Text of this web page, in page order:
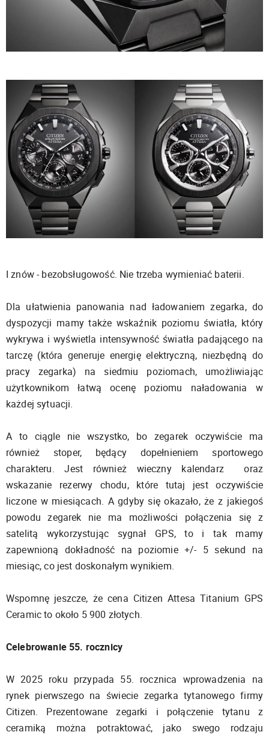
I znów - bezobsługowość. Nie trzeba wymieniać baterii.
Dla ułatwienia panowania nad ładowaniem zegarka, do
dyspozycji mamy także wskaźnik poziomu światła, który
wykrywa i wyświetla intensywność światła padającego na
tarczę (która generuje energię elektryczną, niezbędną do
pracy zegarka) na siedmiu poziomach, umożliwiając
użytkownikom łatwą ocenę poziomu naładowania w
każdej sytuacji.
A to ciągle nie wszystko, bo zegarek oczywiście ma
również stoper, będący dopełnieniem sportowego
charakteru. Jest również wieczny kalendarz oraz
wskazanie rezerwy chodu, które tutaj jest oczywiście
liczone w miesiącach. A gdyby się okazało, że z jakiegoś
powodu zegarek nie ma możliwości połączenia się z
satelitą wykorzystując sygnał GPS, to i tak mamy
zapewnioną dokładność na poziomie +/- 5 sekund na
miesiąc, co jest doskonałym wynikiem.
Wspomnę jeszcze, że cena Citizen Attesa Titanium GPS
Ceramic to około 5 900 złotych.
Celebrowanie 55. rocznicy
W 2025 roku przypada 55. rocznica wprowadzenia na
rynek pierwszego na świecie zegarka tytanowego firmy
Citizen. Prezentowane zegarki i połączenie tytanu z
ceramiką można potraktować, jako swego rodzaju